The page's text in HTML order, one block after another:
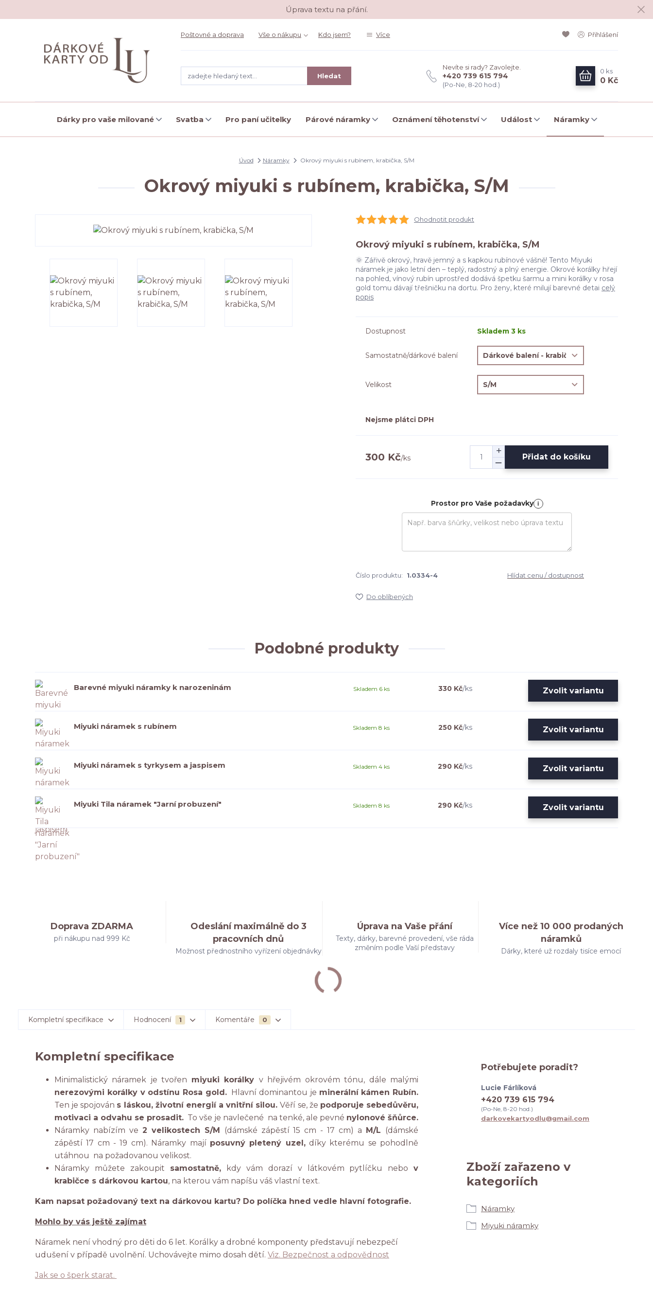
Úprava textu na přání.
Poštovné a doprava Vše o nákupu Kdo jsem? Více Přihlášení
Hledat
Nevíte si rady? Zavolejte.
+420 739 615 794
(Po-Ne, 8-20 hod.)
0 ks
0 Kč
Dárky pro vaše milované Svatba Pro paní učitelky Párové náramky Oznámení těhotenství Událost Náramky
Úvod Náramky Okrový miyuki s rubínem, krabička, S/M
Okrový miyuki s rubínem, krabička, S/M
Ohodnotit produkt
Okrový miyuki s rubínem, krabička, S/M
🌞 Zářivě okrový, hravě jemný a s kapkou rubínové vášně! Tento Miyuki
náramek je jako letní den – teplý, radostný a plný energie. Okrové korálky hřejí
na pohled, vínový rubín uprostřed dodává špetku šarmu a mini korálky v rosa
gold tomu dávají třešničku na dortu. Pro ženy, které milují barevné detai celý
popis
Dostupnost Skladem 3 ks
Samostatně/dárkové balení
Velikost
Nejsme plátci DPH
300 Kč/ks Přidat do košíku
Prostor pro Vaše požadavky i
Číslo produktu: 1.0334-4 Hlídat cenu / dostupnost
Do oblíbených
Podobné produkty
Barevné miyuki náramky k narozeninám 330 Kč/ks
Skladem 6 ks Zvolit variantu
Miyuki náramek s rubínem 250 Kč/ks
Skladem 8 ks Zvolit variantu
Miyuki náramek s tyrkysem a jaspisem 290 Kč/ks
Skladem 4 ks Zvolit variantu
Miyuki Tila náramek "Jarní probuzení" 290 Kč/ks
Skladem 8 ks Zvolit variantu
Doprava ZDARMA
při nákupu nad 999 Kč
Odeslání maximálně do 3
pracovních dnů
Možnost přednostního vyřízení objednávky
Úprava na Vaše přání
Texty, dárky, barevné provedení, vše ráda
změním podle Vaší představy
Více než 10 000 prodaných
náramků
Dárky, které už rozdaly tisíce emocí
Kompletní specifikace Hodnocení 1 Komentáře 0
Kompletní specifikace
Minimalistický náramek je tvořen miyuki korálky v hřejivém okrovém tónu, dále malými
nerezovými korálky v odstínu Rosa gold.Hlavní dominantou je minerální kámen Rubín.
Ten je spojován s láskou, životní energií a vnitřní silou.Věří se, že podporuje sebedůvěru,
motivaci a odvahu se prosadit. To vše je navlečené na tenké, ale pevné nylonové šňůrce.
Náramky nabízím ve 2 velikostech S/M (dámské zápěstí 15 cm - 17 cm) a M/L (dámské
zápěstí 17 cm - 19 cm). Náramky mají posuvný pletený uzel,díky kterému se pohodlně
utáhnou na požadovanou velikost.
Náramky můžete zakoupit samostatně, kdy vám dorazí v látkovém pytlíčku nebov
krabičce s dárkovou kartou, na kterou vám napíšu váš vlastní text.
Kam napsat požadovaný text na dárkovou kartu? Do políčka hned vedle hlavní fotografie.
Mohlo by vás ještě zajímat
Náramek není vhodný pro děti do 6 let. Korálky a drobné komponenty představují nebezpečí
udušení v případě uvolnění. Uchovávejte mimo dosah dětí. Viz. Bezpečnost a odpovědnost
Jak se o šperk starat.
Zboží zařazeno v
kategoriích
Náramky
Miyuki náramky
Potřebujete poradit?
Lucie Fárlíková
+420 739 615 794
(Po-Ne, 8-20 hod.)
darkovekartyodlu@gmail.com